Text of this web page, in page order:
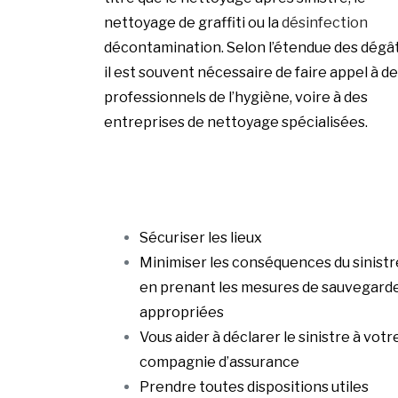
nettoyage de graffiti ou ladésinfection
décontamination. Selon l’étendue des
il est souvent nécessaire de faire appel à
professionnels de l’hygiène, voire à des
entreprises de nettoyage spécialisées.
Sécuriser les lieux
Minimiser les conséquences du
en prenant les mesures de
appropriées
Vous aider à déclarer le sinistre à
compagnie d’assurance
Prendre toutes dispositions utiles